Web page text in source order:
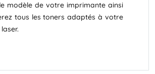
modèle de votre imprimante ainsi
tous les toners adaptés à votre